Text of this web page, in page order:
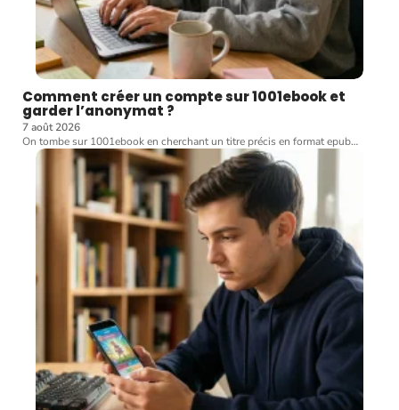
Comment créer un compte sur 1001ebook et
garder l’anonymat ?
7 août 2026
On tombe sur 1001ebook en cherchant un titre précis en format epub…